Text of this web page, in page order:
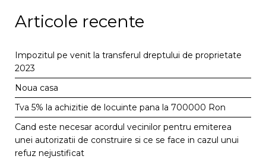
Articole recente
Impozitul pe venit la transferul dreptului de proprietate
2023
Noua casa
Tva 5% la achizitie de locuinte pana la 700000 Ron
Cand este necesar acordul vecinilor pentru emiterea
unei autorizatii de construire si ce se face in cazul unui
refuz nejustificat